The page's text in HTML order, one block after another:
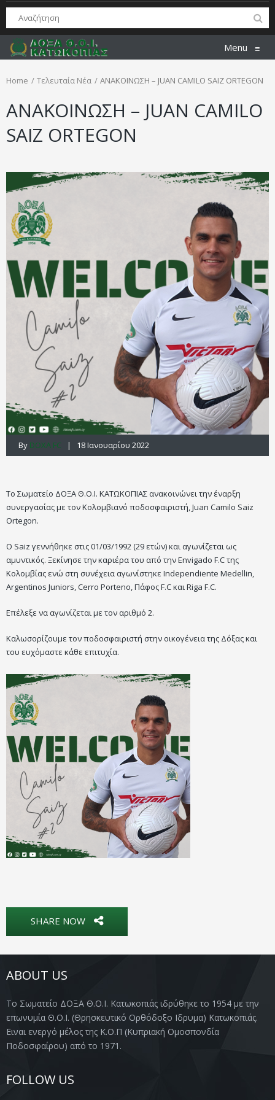
Menu ≡
Home Τελευταία Νέα ΑΝΑΚΟΙΝΩΣΗ – JUAN CAMILO SAIZ ORTEGON
ΑΝΑΚΟΙΝΩΣΗ – JUAN CAMILO
SAIZ ORTEGON
By DOXA FC | 18 Ιανουαρίου 2022
Το Σωματείο ΔΟΞΑ Θ.Ο.Ι. ΚΑΤΩΚΟΠΙΑΣ ανακοινώνει την έναρξη
συνεργασίας με τον Κολομβιανό ποδοσφαιριστή, Juan Camilo Saiz
Ortegon.
Ο Saiz γεννήθηκε στις 01/03/1992 (29 ετών) και αγωνίζεται ως
αμυντικός. Ξεκίνησε την καριέρα του από την Envigado F.C της
Κολομβίας ενώ στη συνέχεια αγωνίστηκε Independiente Medellin,
Argentinos Juniors, Cerro Portenο, Πάφος F.C και Riga F.C.
Επέλεξε να αγωνίζεται με τον αριθμό 2.
Καλωσορίζουμε τον ποδοσφαιριστή στην οικογένεια της Δόξας και
του ευχόμαστε κάθε επιτυχία.
SHARE NOW
ABOUT US
Το Σωματείο ΔΟΞΑ Θ.Ο.Ι. Κατωκοπιάς ιδρύθηκε το 1954 με την
επωνυμία Θ.Ο.Ι. (Θρησκευτικό Ορθόδοξο Ιδρυμα) Κατωκοπιάς.
Ειναι ενεργό μέλος της Κ.Ο.Π (Κυπριακή Ομοσπονδία
Ποδοσφαίρου) από το 1971.
FOLLOW US